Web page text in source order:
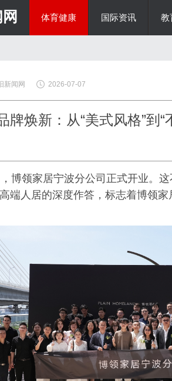
体育健康 国际资讯 教
新闻网 2026-07-07
牌焕新：从“美式风格”到
博领家居宁波分公司正式开业。
端人居的深度作答，标志着博领